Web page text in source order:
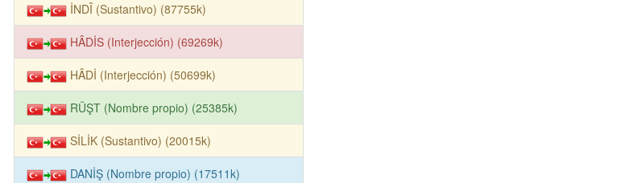
İNDÎ (Sustantivo) (87755k)
HÂDİS (Interjección) (69269k)
HÂDİ (Interjección) (50699k)
RÜŞT (Nombre propio) (25385k)
SİLİK (Sustantivo) (20015k)
DANİŞ (Nombre propio) (17511k)